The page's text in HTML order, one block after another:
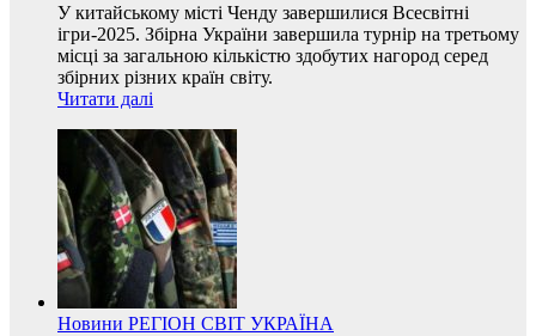
У китайському місті Ченду завершилися Всесвітні
ігри-2025. Збірна України завершила турнір на третьому
місці за загальною кількістю здобутих нагород серед
збірних різних країн світу.
Читати далі
Новини РЕГІОН СВІТ УКРАЇНА